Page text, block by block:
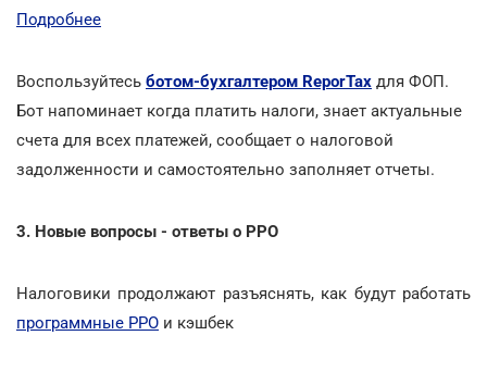
Подробнее
Воспользуйтесь ботом-бухгалтером ReporTax для ФОП.
Бот напоминает когда платить налоги, знает актуальные
счета для всех платежей, сообщает о налоговой
задолженности и самостоятельно заполняет отчеты.
3. Новые вопросы - ответы о РРО
Налоговики продолжают разъяснять, как будут работать
программные РРО и кэшбек